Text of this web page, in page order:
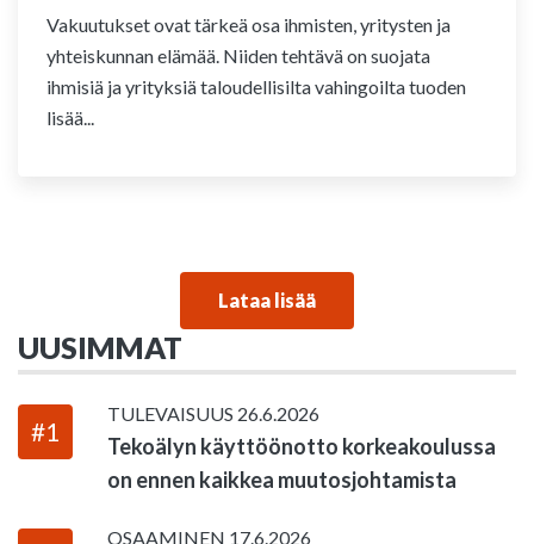
Vakuutukset ovat tärkeä osa ihmisten, yritysten ja
yhteiskunnan elämää. Niiden tehtävä on suojata
ihmisiä ja yrityksiä taloudellisilta vahingoilta tuoden
lisää...
Lataa lisää
UUSIMMAT
#1
TULEVAISUUS 26.6.2026
Tekoälyn käyttöönotto korkeakoulussa
on ennen kaikkea muutosjohtamista
OSAAMINEN 17.6.2026